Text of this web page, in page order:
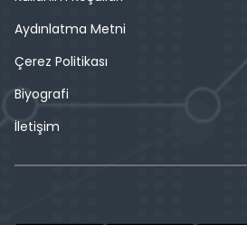
Aydınlatma Metni
Çerez Politikası
Biyografi
İletişim